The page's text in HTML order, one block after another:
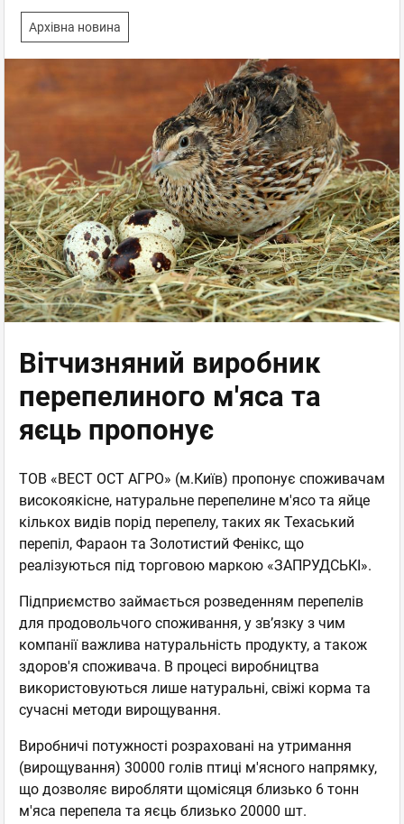
Архівна новина
Вітчизняний виробник
перепелиного м'яса та
яєць пропонує
ТОВ «ВЕСТ ОСТ АГРО» (м.Київ) пропонує споживачам
високоякісне, натуральне перепелине м'ясо та яйце
кількох видів порід перепелу, таких як Техаський
перепіл, Фараон та Золотистий Фенікс, що
реалізуються під торговою маркою «ЗАПРУДСЬКІ».
Підприємство займається розведенням перепелів
для продовольчого споживання, у зв’язку з чим
компанії важлива натуральність продукту, а також
здоров'я споживача. В процесі виробництва
використовуються лише натуральні, свіжі корма та
сучасні методи вирощування.
Виробничі потужності розраховані на утримання
(вирощування) 30000 голів птиці м'ясного напрямку,
що дозволяє виробляти щомісяця близько 6 тонн
м'яса перепела та яєць близько 20000 шт.